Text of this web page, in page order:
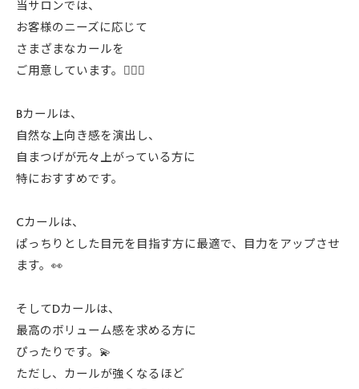
当サロンでは、
お客様のニーズに応じて
さまざまなカールを
ご用意しています。💁‍♀️✨
Bカールは、
自然な上向き感を演出し、
自まつげが元々上がっている方に
特におすすめです。
Cカールは、
ぱっちりとした目元を目指す方に最適で、目力をアップさせ
ます。👀
そしてDカールは、
最高のボリューム感を求める方に
ぴったりです。💫
ただし、カールが強くなるほど